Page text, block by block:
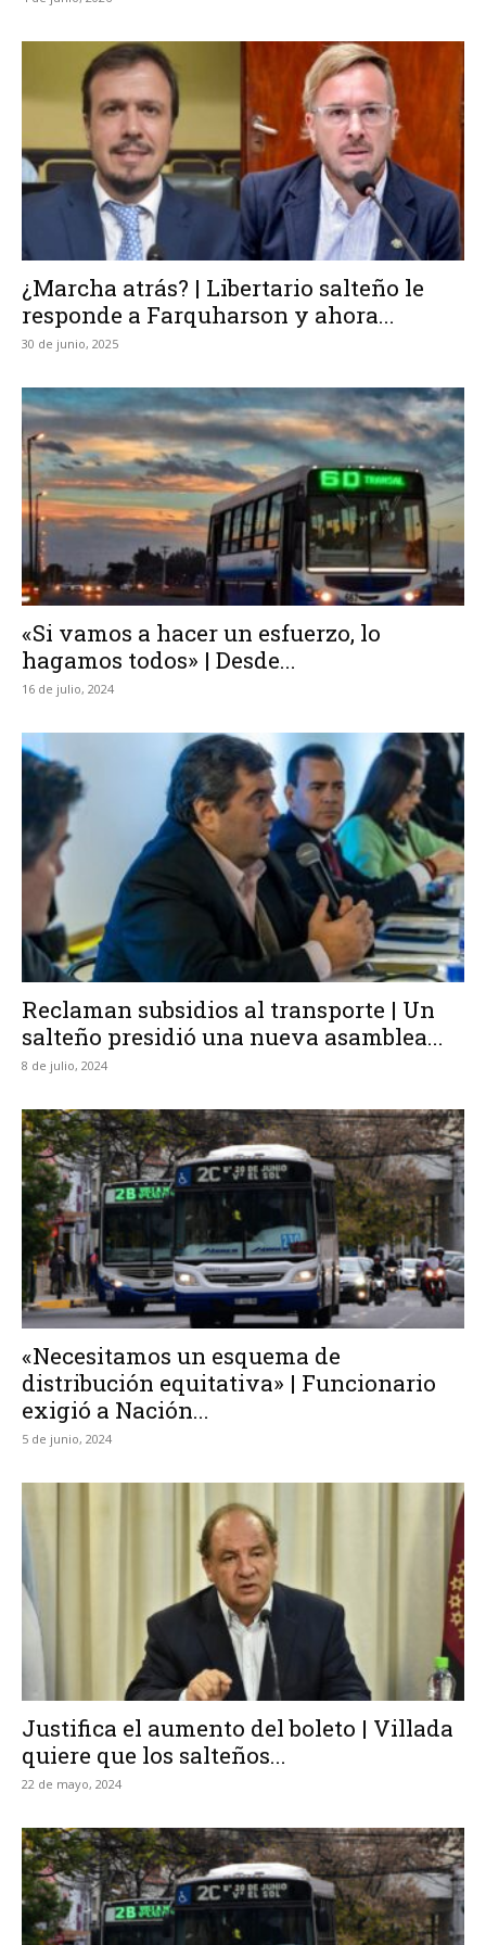
¿Marcha atrás? | Libertario salteño le
responde a Farquharson y ahora...
30 de junio, 2025
«Si vamos a hacer un esfuerzo, lo
hagamos todos» | Desde...
16 de julio, 2024
Reclaman subsidios al transporte | Un
salteño presidió una nueva asamblea...
8 de julio, 2024
«Necesitamos un esquema de
distribución equitativa» | Funcionario
exigió a Nación...
5 de junio, 2024
Justifica el aumento del boleto | Villada
quiere que los salteños...
22 de mayo, 2024